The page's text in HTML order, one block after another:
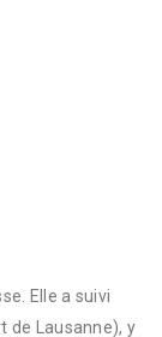
Elle a suivi
de Lausanne), y